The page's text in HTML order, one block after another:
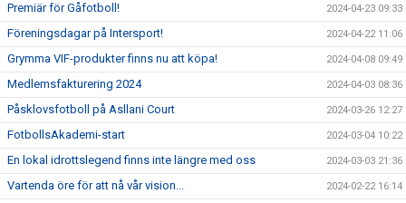
Premiär för Gåfotboll! 2024-04-23 09:33
Föreningsdagar på Intersport! 2024-04-22 11:06
Grymma VIF-produkter finns nu att köpa! 2024-04-08 09:49
Medlemsfakturering 2024 2024-04-03 08:36
Påsklovsfotboll på Asllani Court 2024-03-26 12:27
FotbollsAkademi-start 2024-03-04 10:22
En lokal idrottslegend finns inte längre med oss 2024-03-03 21:36
Vartenda öre för att nå vår vision... 2024-02-22 16:14